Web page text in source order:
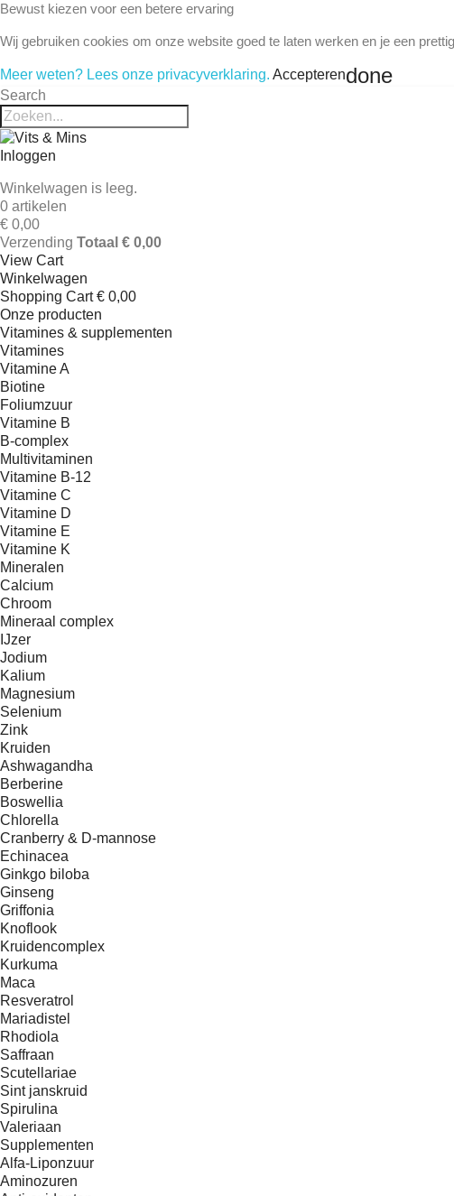
Bewust kiezen voor een betere ervaring
Wij gebruiken cookies om onze website goed te laten werken en je een
Meer weten? Lees onze privacyverklaring. Accepterendone
Search
Inloggen
Winkelwagen is leeg.
0 artikelen
€ 0,00
Verzending Totaal € 0,00
View Cart
Winkelwagen
Shopping Cart € 0,00
Onze producten
Vitamines & supplementen
Vitamines
Vitamine A
Biotine
Foliumzuur
Vitamine B
B-complex
Multivitaminen
Vitamine B-12
Vitamine C
Vitamine D
Vitamine E
Vitamine K
Mineralen
Calcium
Chroom
Mineraal complex
IJzer
Jodium
Kalium
Magnesium
Selenium
Zink
Kruiden
Ashwagandha
Berberine
Boswellia
Chlorella
Cranberry & D-mannose
Echinacea
Ginkgo biloba
Ginseng
Griffonia
Knoflook
Kruidencomplex
Kurkuma
Maca
Resveratrol
Mariadistel
Rhodiola
Saffraan
Scutellariae
Sint janskruid
Spirulina
Valeriaan
Supplementen
Alfa-Liponzuur
Aminozuren